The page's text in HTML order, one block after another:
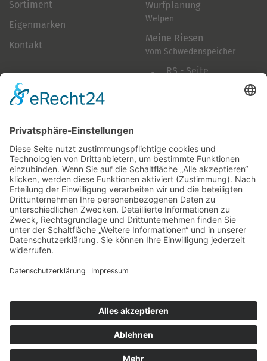
Sortiment
Eigenmarken
Kontakt
Wurfplanung
Welpen
Meine Riesen
vom Schwedenspeicher
RS - Seite
Folge mir
Zahlungsarten
& Vorab-Überweisung
Alle Preise inkl. gesetzl. Mehrwertsteuer zzgl.
Datenschutzerklärung
© 2026 SCHNAUZEN-KONTOR. Alle Rechte vorbehalten.